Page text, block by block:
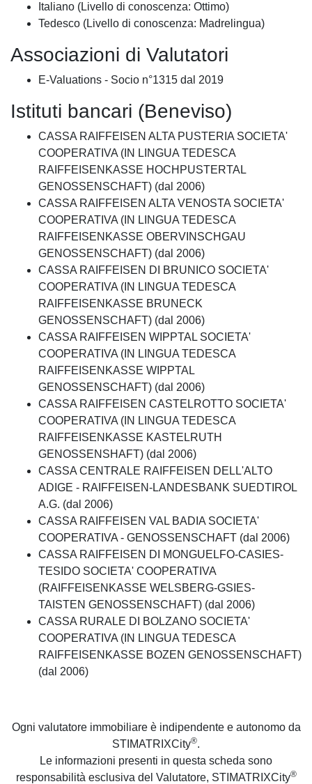
Italiano (Livello di conoscenza: Ottimo)
Tedesco (Livello di conoscenza: Madrelingua)
Associazioni di Valutatori
E-Valuations - Socio n°1315 dal 2019
Istituti bancari (Beneviso)
CASSA RAIFFEISEN ALTA PUSTERIA SOCIETA'
COOPERATIVA (IN LINGUA TEDESCA
RAIFFEISENKASSE HOCHPUSTERTAL
GENOSSENSCHAFT) (dal 2006)
CASSA RAIFFEISEN ALTA VENOSTA SOCIETA'
COOPERATIVA (IN LINGUA TEDESCA
RAIFFEISENKASSE OBERVINSCHGAU
GENOSSENSCHAFT) (dal 2006)
CASSA RAIFFEISEN DI BRUNICO SOCIETA'
COOPERATIVA (IN LINGUA TEDESCA
RAIFFEISENKASSE BRUNECK
GENOSSENSCHAFT) (dal 2006)
CASSA RAIFFEISEN WIPPTAL SOCIETA'
COOPERATIVA (IN LINGUA TEDESCA
RAIFFEISENKASSE WIPPTAL
GENOSSENSCHAFT) (dal 2006)
CASSA RAIFFEISEN CASTELROTTO SOCIETA'
COOPERATIVA (IN LINGUA TEDESCA
RAIFFEISENKASSE KASTELRUTH
GENOSSENSHAFT) (dal 2006)
CASSA CENTRALE RAIFFEISEN DELL'ALTO
ADIGE - RAIFFEISEN-LANDESBANK SUEDTIROL
A.G. (dal 2006)
CASSA RAIFFEISEN VAL BADIA SOCIETA'
COOPERATIVA - GENOSSENSCHAFT (dal 2006)
CASSA RAIFFEISEN DI MONGUELFO-CASIES-
TESIDO SOCIETA' COOPERATIVA
(RAIFFEISENKASSE WELSBERG-GSIES-
TAISTEN GENOSSENSCHAFT) (dal 2006)
CASSA RURALE DI BOLZANO SOCIETA'
COOPERATIVA (IN LINGUA TEDESCA
RAIFFEISENKASSE BOZEN GENOSSENSCHAFT)
(dal 2006)
Ogni valutatore immobiliare è indipendente e autonomo da
STIMATRIXCity®.
Le informazioni presenti in questa scheda sono
responsabilità esclusiva del Valutatore, STIMATRIXCity®